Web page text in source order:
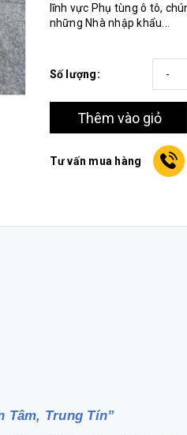
lĩnh vực Phụ tùng ô tô,
những Nhà nhập khẩu...
Số lượng: -
Thêm vào giỏ
Tư vấn mua hàng
Tâm, Trung Tín”